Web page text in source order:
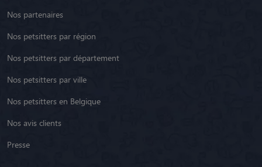
Nos partenaires
Nos petsitters par région
Nos petsitters par département
Nos petsitters par ville
Nos petsitters en Belgique
Nos avis clients
Presse